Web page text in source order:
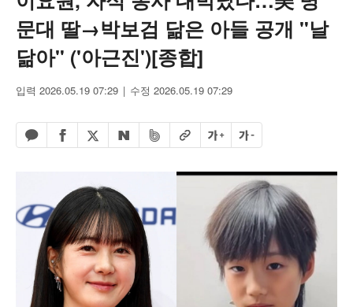
문대 딸→박보검 닮은 아들 공개 "날
닮아" ('아근진')[종합]
입력 2026.05.19 07:29 수정 2026.05.19 07:29
카카오톡 공유하기
페이스북 공유하기
엑스 공유하기
네이버 공유하기
밴드 공유하기
URL복사글자 크게글자 작게